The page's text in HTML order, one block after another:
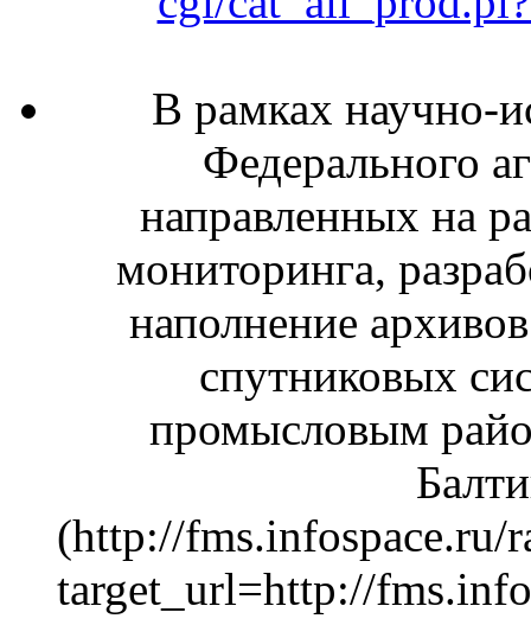
В рамках научно-
Федерального
направленных на
мониторинга,
наполнение
спутниковых
промысловым
(http://fms.infospace.ru/
target_url=http://